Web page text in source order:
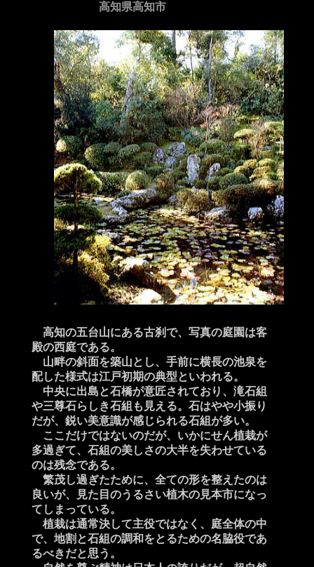
高知県高知市
高知の五台山にある古刹で、写真の庭園は客
殿の西庭である。
山畔の斜面を築山とし、手前に横長の池泉を
配した様式は江戸初期の典型といわれる。
中央に出島と石橋が意匠されており、滝石組
や三尊石らしき石組も見える。石はやや小振り
だが、鋭い美意識が感じられる石組が多い。
ここだけではないのだが、いかにせん植栽が
多過ぎて、石組の美しさの大半を失わせている
のは残念である。
繁茂し過ぎたために、全ての形を整えたのは
良いが、見た目のうるさい植木の見本市になっ
てしまっている。
植栽は通常決して主役ではなく、庭全体の中
で、地割と石組の調和をとるための名脇役であ
るべきだと思う。